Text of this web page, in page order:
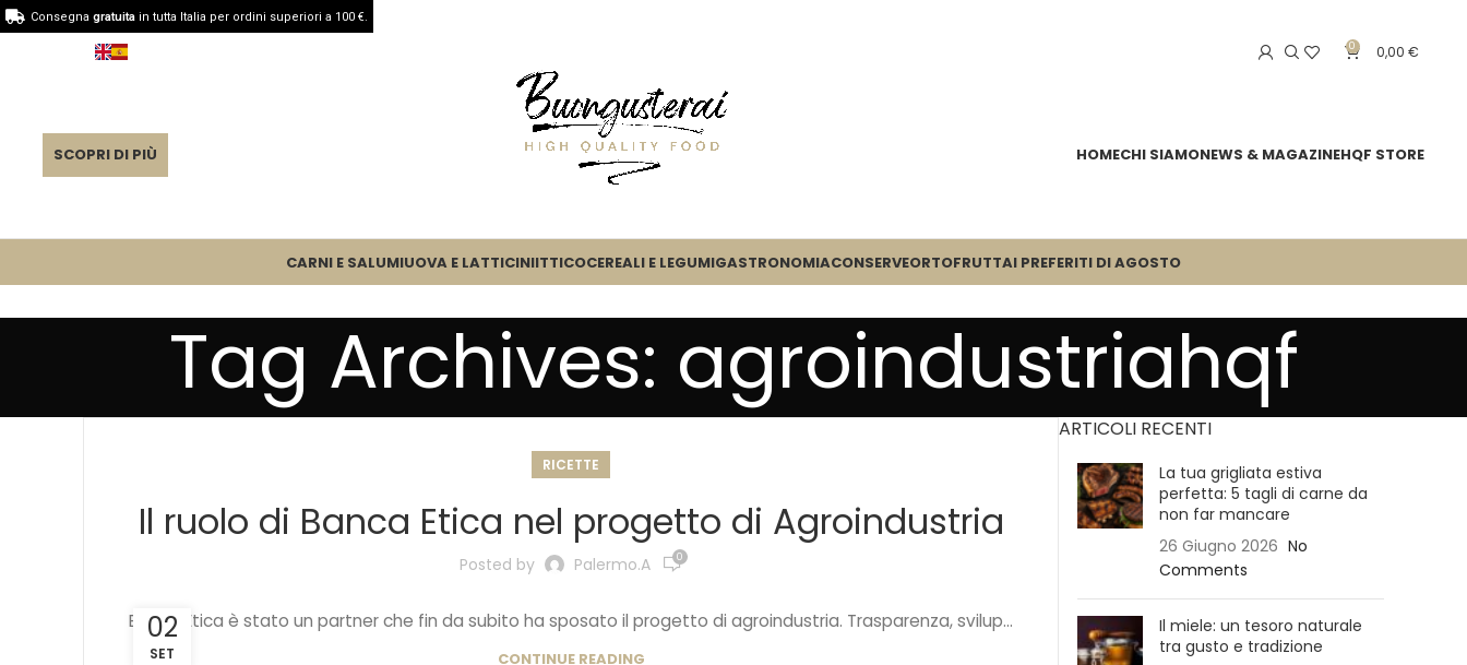
0 0,00€
SCOPRI DI PIÙ HOMECHI SIAMONEWS & MAGAZINEHQF STORE
CARNI E SALUMIUOVA E LATTICINIITTICOCEREALI E LEGUMIGASTRONOMIACONSERVEORTOFRUTTAI PREFERITI DI AGOSTO
Tag Archives: agroindustriahqf
RICETTE
Il ruolo di Banca Etica nel progetto di Agroindustria
Posted by Palermo.a 0
02
SET
Banca Etica è stato un partner che fin da subito ha sposato il progetto di agroindustria. Trasparenza, svilup...
CONTINUE READING
ARTICOLI RECENTI
La tua grigliata estiva
perfetta: 5 tagli di carne da
non far mancare
26 Giugno 2026 No
Comments
Il miele: un tesoro naturale
tra gusto e tradizione
Consegna gratuitain tutta Italia per ordini superiori a 100 €.